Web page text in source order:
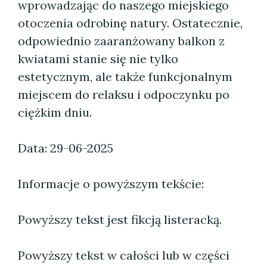
wprowadzając do naszego miejskiego
otoczenia odrobinę natury. Ostatecznie,
odpowiednio zaaranżowany balkon z
kwiatami stanie się nie tylko
estetycznym, ale także funkcjonalnym
miejscem do relaksu i odpoczynku po
ciężkim dniu.
Data: 29-06-2025
Informacje o powyższym tekście:
Powyższy tekst jest fikcją listeracką.
Powyższy tekst w całości lub w części